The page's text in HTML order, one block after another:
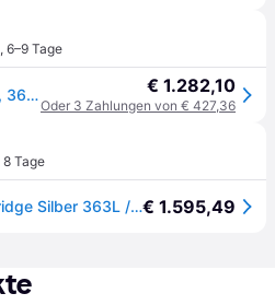
, 6–9 Tage
Bosch Serie 6 KGN39AIAU, 363 l, SN-T, 10 kg/24h, A, Fresh Zone Fach, Edelstahl € 1.282,10
Oder 3 Zahlungen von € 427,36
8 Tage
Bosch Kgn39aiau Combi Fridge Silber 363L / EU Plug 220V€ 1.595,49